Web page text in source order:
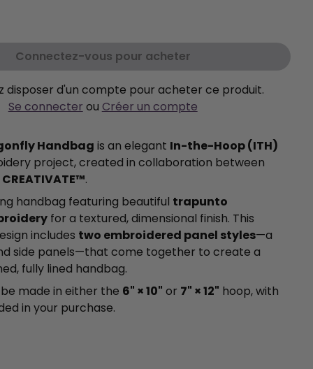
Connectez-vous pour acheter
disposer d'un compte pour acheter ce produit.
Se connecter ou Créer un compte
Handbag is an elegant In-the-Hoop (ITH)
project, created in collaboration between
CREATIVATE™.
handbag featuring beautiful trapunto
for a textured, dimensional finish. This
includes two embroidered panel styles—a
side panels—that come together to create a
fully lined handbag.
made in either the 6" × 10" or 7" × 12" hoop, with
in your purchase.